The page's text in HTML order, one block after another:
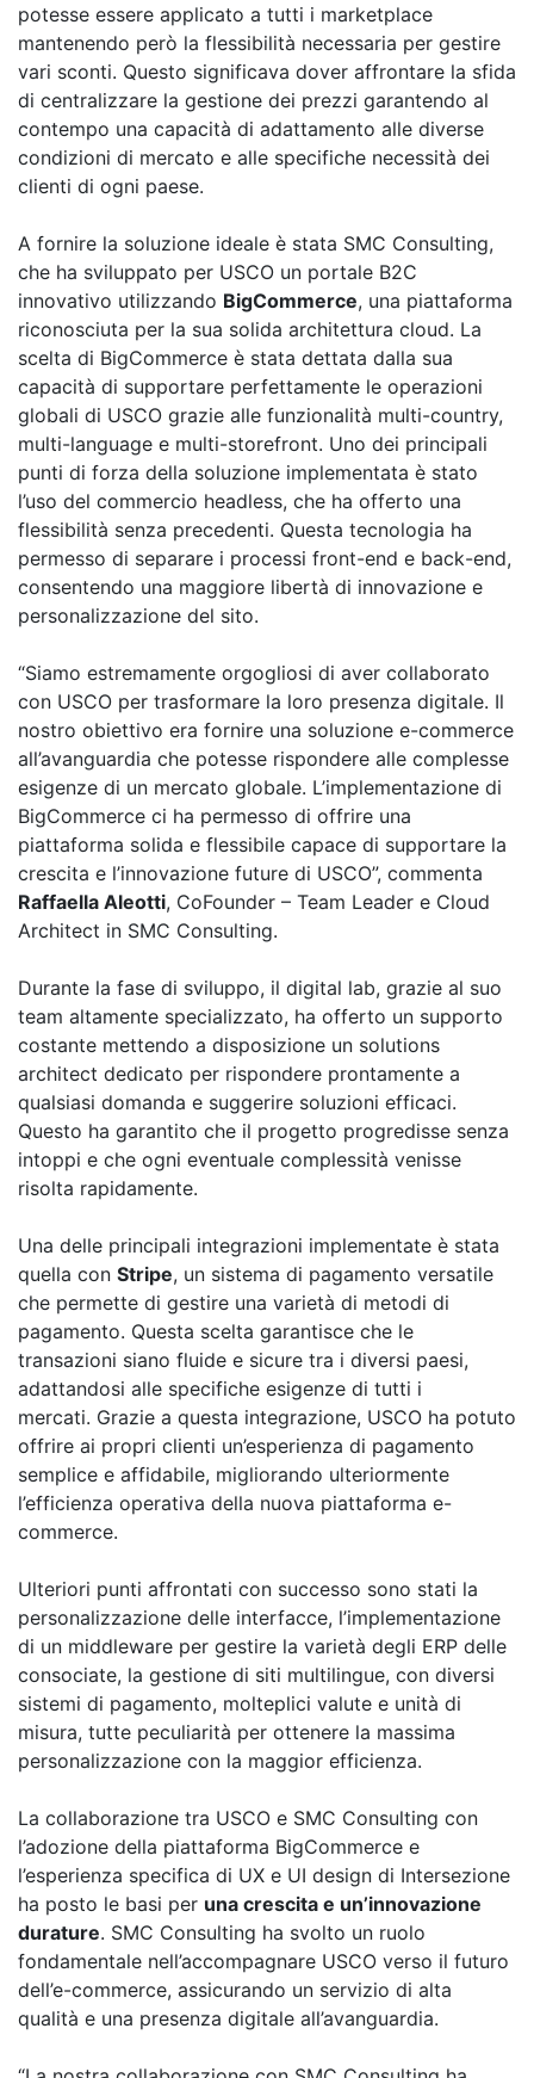
potesse essere applicato a tutti i marketplace
mantenendo però la flessibilità necessaria per gestire
vari sconti. Questo significava dover affrontare la sfida
di centralizzare la gestione dei prezzi garantendo al
contempo una capacità di adattamento alle diverse
condizioni di mercato e alle specifiche necessità dei
clienti di ogni paese.
A fornire la soluzione ideale è stata SMC Consulting,
che ha sviluppato per USCO un portale B2C
innovativo utilizzando BigCommerce, una piattaforma
riconosciuta per la sua solida architettura cloud. La
scelta di BigCommerce è stata dettata dalla sua
capacità di supportare perfettamente le operazioni
globali di USCO grazie alle funzionalità multi-country,
multi-language e multi-storefront. Uno dei principali
punti di forza della soluzione implementata è stato
l’uso del commercio headless, che ha offerto una
flessibilità senza precedenti. Questa tecnologia ha
permesso di separare i processi front-end e back-end,
consentendo una maggiore libertà di innovazione e
personalizzazione del sito.
“Siamo estremamente orgogliosi di aver collaborato
con USCO per trasformare la loro presenza digitale. Il
nostro obiettivo era fornire una soluzione e-commerce
all’avanguardia che potesse rispondere alle complesse
esigenze di un mercato globale. L’implementazione di
BigCommerce ci ha permesso di offrire una
piattaforma solida e flessibile capace di supportare la
crescita e l’innovazione future di USCO”, commenta
Raffaella Aleotti, CoFounder – Team Leader e Cloud
Architect in SMC Consulting.
Durante la fase di sviluppo, il digital lab, grazie al suo
team altamente specializzato, ha offerto un supporto
costante mettendo a disposizione un solutions
architect dedicato per rispondere prontamente a
qualsiasi domanda e suggerire soluzioni efficaci.
Questo ha garantito che il progetto progredisse senza
intoppi e che ogni eventuale complessità venisse
risolta rapidamente.
Una delle principali integrazioni implementate è stata
quella con Stripe, un sistema di pagamento versatile
che permette di gestire una varietà di metodi di
pagamento. Questa scelta garantisce che le
transazioni siano fluide e sicure tra i diversi paesi,
adattandosi alle specifiche esigenze di tutti i
mercati. Grazie a questa integrazione, USCO ha potuto
offrire ai propri clienti un’esperienza di pagamento
semplice e affidabile, migliorando ulteriormente
l’efficienza operativa della nuova piattaforma e-
commerce.
Ulteriori punti affrontati con successo sono stati la
personalizzazione delle interfacce, l’implementazione
di un middleware per gestire la varietà degli ERP delle
consociate, la gestione di siti multilingue, con diversi
sistemi di pagamento, molteplici valute e unità di
misura, tutte peculiarità per ottenere la massima
personalizzazione con la maggior efficienza.
La collaborazione tra USCO e SMC Consulting con
l’adozione della piattaforma BigCommerce e
l’esperienza specifica di UX e UI design di Intersezione
ha posto le basi per una crescita e un’innovazione
durature. SMC Consulting ha svolto un ruolo
fondamentale nell’accompagnare USCO verso il futuro
dell’e-commerce, assicurando un servizio di alta
qualità e una presenza digitale all’avanguardia.